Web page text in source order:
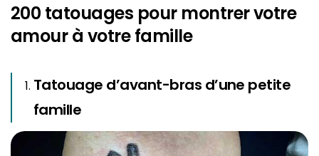
200 tatouages pour montrer votre
amour à votre famille
Tatouage d’avant-bras d’une petite
famille